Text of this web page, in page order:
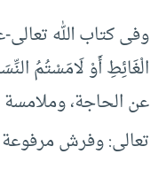
وفى كتاب الله
عن الحاجة، وملامسة
تعالى: وفرش مرفوعة